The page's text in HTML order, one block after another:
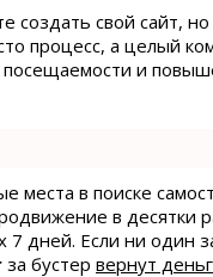
создать свой сайт,
процесс, а целый
и
места в поиске
в десятки
дней. Если ни один
за бустер вернут